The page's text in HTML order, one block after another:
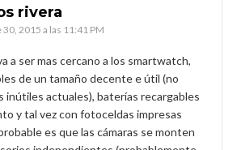
rivera
2015 a las 11:41 PM
a ser mas cercano a los smartwatch,
de un tamaño decente e útil (no
inútiles actuales), baterías recargables
y tal vez con fotoceldas impresas
es que las cámaras se monten